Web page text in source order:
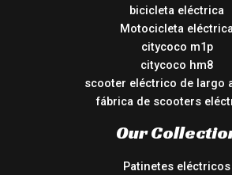
bicicleta eléctrica
Motocicleta eléctrica
citycoco m1p
citycoco hm8
scooter eléctrico de largo
fábrica de scooters
Our
Patinetes eléctricos